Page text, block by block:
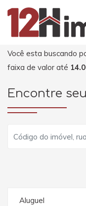
Você esta buscando
faixa de valor até
Encontre
Aluguel